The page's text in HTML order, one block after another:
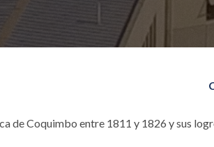
de Coquimbo entre 1811 y 1826 y sus